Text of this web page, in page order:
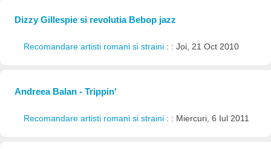
Dizzy Gillespie si revolutia Bebop jazz
Recomandare artisti romani si straini : : Joi, 21 Oct 2010
Andreea Balan - Trippin'
Recomandare artisti romani si straini : : Miercuri, 6 Iul 2011